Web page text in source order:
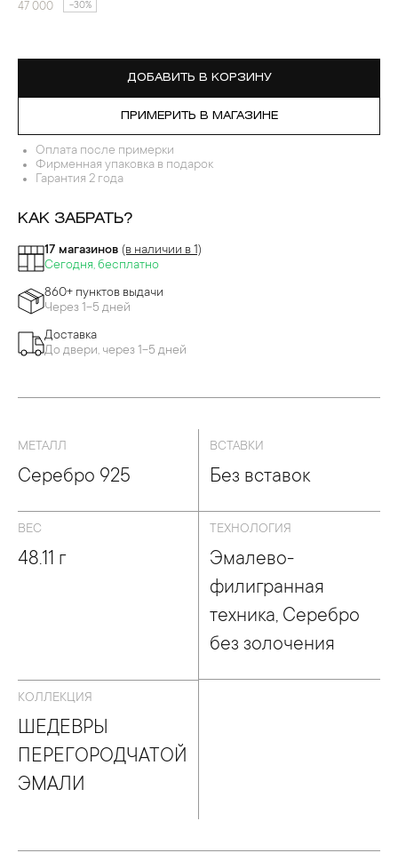
47 000 -30%
ДОБАВИТЬ В КОРЗИНУ
ПРИМЕРИТЬ В МАГАЗИНЕ
Оплата после примерки
Фирменная упаковка в подарок
Гарантия 2 года
КАК ЗАБРАТЬ?
17 магазинов (в наличии в 1)
Сегодня, бесплатно
860+ пунктов выдачи
Через 1-5 дней
Доставка
До двери, через 1-5 дней
МЕТАЛЛ
Серебро 925
ВСТАВКИ
Без вставок
ВЕС
48.11 г
ТЕХНОЛОГИЯ
Эмалево-
филигранная
техника, Серебро
без золочения
КОЛЛЕКЦИЯ
ШЕДЕВРЫ
ПЕРЕГОРОДЧАТОЙ
ЭМАЛИ